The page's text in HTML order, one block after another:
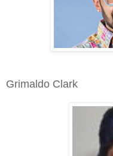
Grimaldo Clark